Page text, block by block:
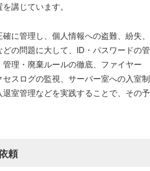
講じています。
に管理し、個人情報への盗難、紛失、
の問題に大して、ID・パスワードの管
理・廃棄ルールの徹底、ファイヤー
スログの監視、サーバー室への入室制
室管理などを実践することで、その予
頼